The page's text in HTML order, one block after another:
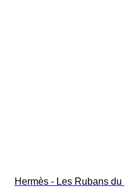
Hermès - Les Rubans du